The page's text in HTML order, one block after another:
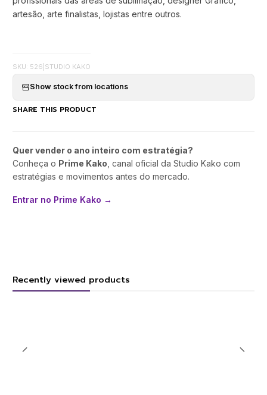
artesão, arte finalistas, lojistas entre outros.
SKU: 526 STUDIO KAKO
Show stock from locations
SHARE THIS PRODUCT
Quer vender o ano inteiro com estratégia?
Conheça o Prime Kako , canal oficial da Studio Kako com
estratégias e movimentos antes do mercado.
Entrar no Prime Kako →
Recently viewed products